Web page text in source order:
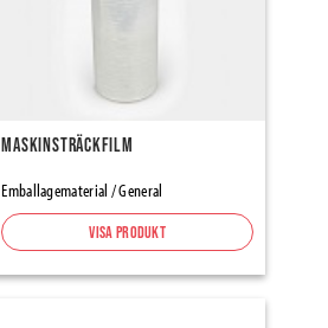
Maskinsträckfilm
Emballagematerial / General
Visa produkt